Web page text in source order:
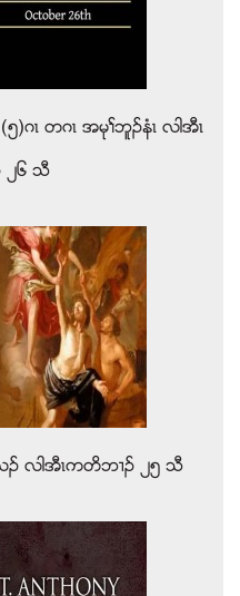
)ဂၚ တဂၚ အမုႈဘူဥနံၚ လါအီၚ
၆ သီ
ဎဥ လါအီၚကတိဘ႕ဥ ၂၅ သီ